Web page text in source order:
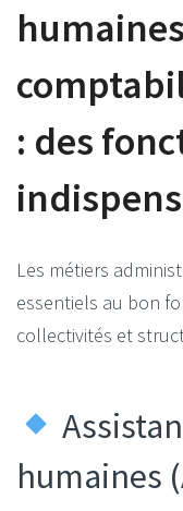
: des
Les métiers
essentiels au bon
collectivités et
humaines